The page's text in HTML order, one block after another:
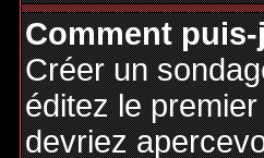
Comment
Créer un
éditez le
devriez